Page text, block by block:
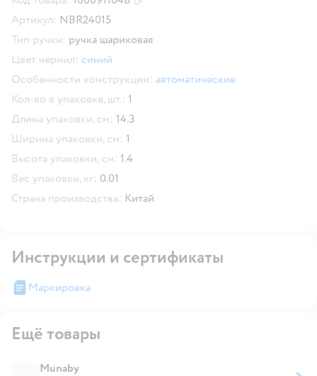
Артикул: NBR24015
Тип ручки: ручка шариковая
Цвет чернил: синий
Особенности конструкции: автоматические
Кол-во в упаковке, шт.: 1
Длина упаковки, см: 14.3
Ширина упаковки, см: 1
Высота упаковки, см: 1.4
Вес упаковки, кг: 0.01
Страна производства: Китай
Инструкции и сертификаты
Маркировка
Ещё товары
Munaby